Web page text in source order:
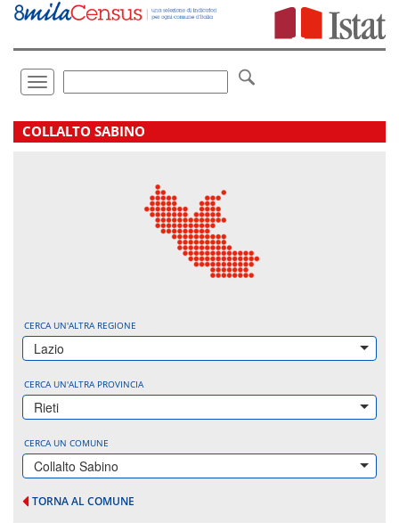
Vai
direttamente
Toggle
navigation
.
COLLALTO SABINO
CERCA UN'ALTRA REGIONE
Lazio
CERCA UN'ALTRA PROVINCIA
Rieti
CERCA UN COMUNE
Collalto Sabino
TORNA AL COMUNE